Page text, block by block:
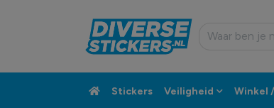
Stickers Veiligheid Winkel